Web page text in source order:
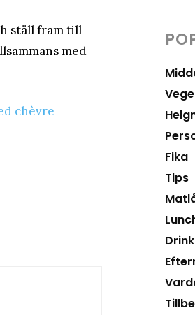
ställ fram till
med
Fika
Tips